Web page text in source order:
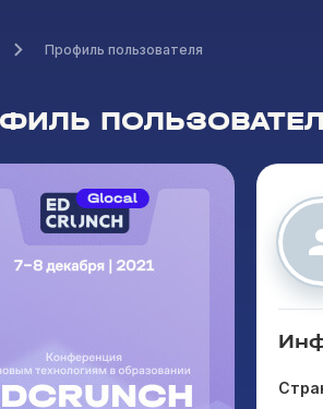
Профиль пользователя